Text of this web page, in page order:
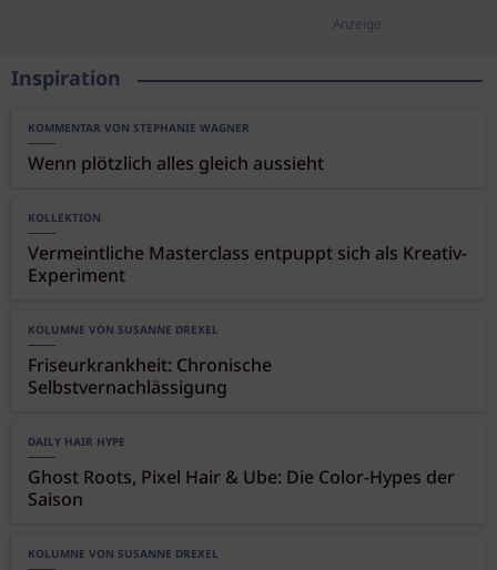
Anzeige
Inspiration
KOMMENTAR VON STEPHANIE WAGNER
Wenn plötzlich alles gleich aussieht
KOLLEKTION
Vermeintliche Masterclass entpuppt sich als Kreativ-
Experiment
KOLUMNE VON SUSANNE DREXEL
Friseurkrankheit: Chronische
Selbstvernachlässigung
DAILY HAIR HYPE
Ghost Roots, Pixel Hair & Ube: Die Color-Hypes der
Saison
KOLUMNE VON SUSANNE DREXEL